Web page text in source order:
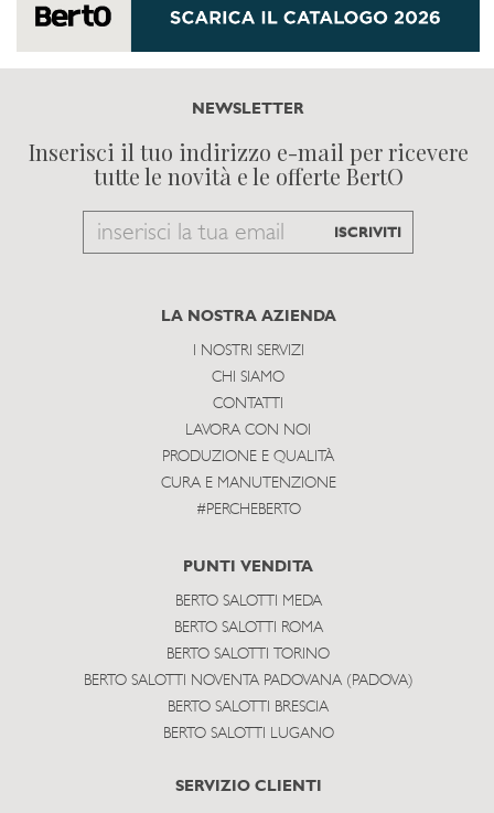
NEWSLETTER
Inserisci il tuo indirizzo e-mail per ricevere
tutte le novità e le offerte BertO
Email
subscribe
ISCRIVITI
LA NOSTRA AZIENDA
I NOSTRI SERVIZI
CHI SIAMO
CONTATTI
LAVORA CON NOI
PRODUZIONE E QUALITÀ
CURA E MANUTENZIONE
#PERCHEBERTO
PUNTI VENDITA
BERTO SALOTTI MEDA
BERTO SALOTTI ROMA
BERTO SALOTTI TORINO
BERTO SALOTTI NOVENTA PADOVANA (PADOVA)
BERTO SALOTTI BRESCIA
BERTO SALOTTI LUGANO
SERVIZIO CLIENTI